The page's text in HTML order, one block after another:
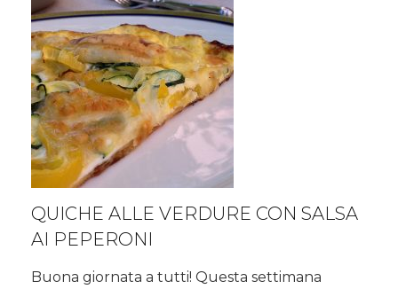
QUICHE ALLE VERDURE CON SALSA
AI PEPERONI
Buona giornata a tutti! Questa settimana